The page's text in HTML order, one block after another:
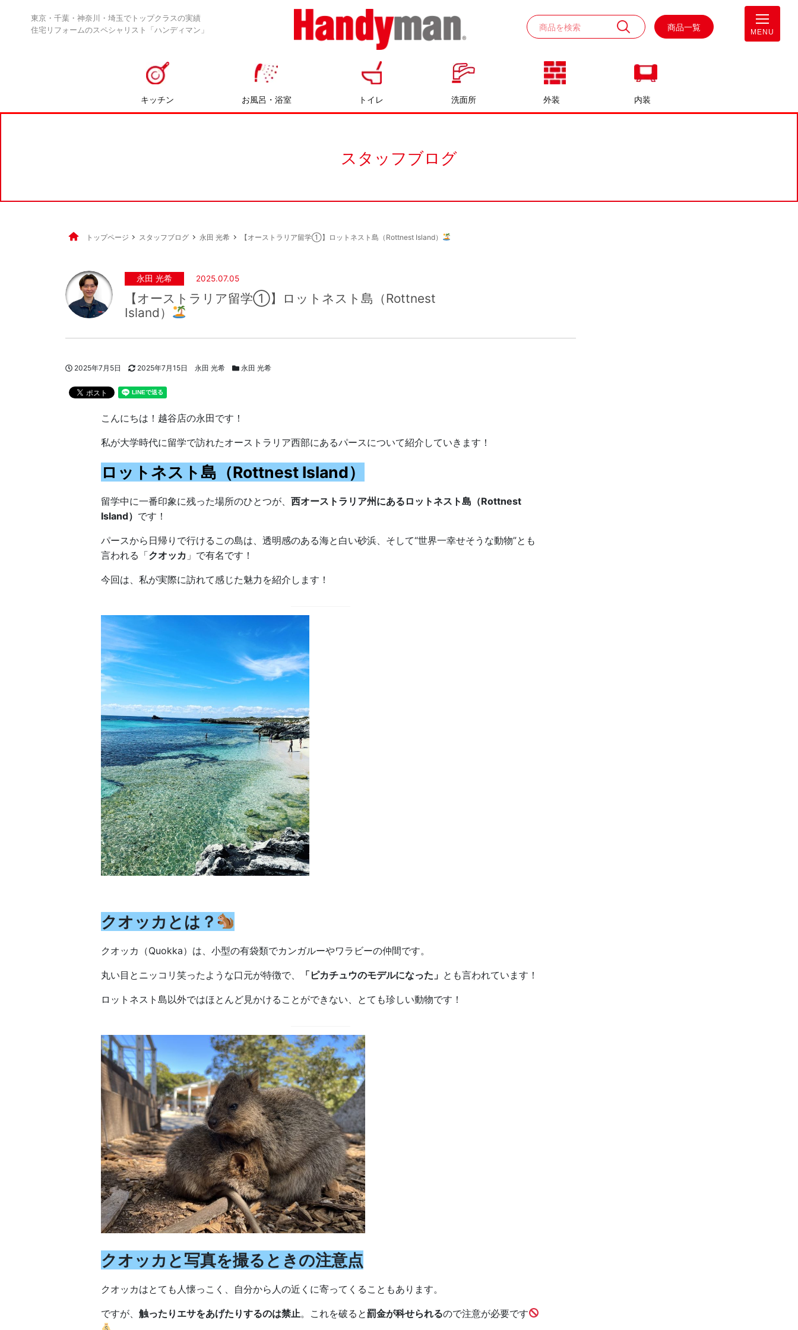
東京・千葉・神奈川・埼玉でトップクラスの実績
住宅リフォームのスペシャリスト「ハンディマン」
お風呂やキッチンのリフォームならハン
商品一覧
キッチン お風呂・浴室 トイレ 洗面所 外装 内装
MENU
スタッフブログ
トップページ スタッフブログ 永田 光希 【オーストラリア留学①】ロットネスト島（Rottnest Island）
永田 光希 2025.07.05
【オーストラリア留学①】ロットネスト島（Rottnest
Island）
投稿日
2025年7月5日 更新日
2025年7月15日 著者
永田 光希 スタッフブログカテゴリー
永田 光希
こんにちは！越谷店の永田です！
私が大学時代に留学で訪れたオーストラリア西部にあるパースについて紹介していきます！
ロットネスト島（Rottnest Island）
留学中に一番印象に残った場所のひとつが、 西オーストラリア州にあるロットネスト島（Rottnest
Island） です！
パースから日帰りで行けるこの島は、透明感のある海と白い砂浜、そして“世界一幸せそうな動物”とも
言われる「クオッカ 」で有名です！
今回は、私が実際に訪れて感じた魅力を紹介します！
クオッカとは？
クオッカ（Quokka）は、小型の有袋類でカンガルーやワラビーの仲間です。
丸い目とニッコリ笑ったような口元が特徴で、 「ピカチュウのモデルになった」 とも言われています！
ロットネスト島以外ではほとんど見かけることができない、とても珍しい動物です！
クオッカと写真を撮るときの注意点
クオッカはとても人懐っこく、自分から人の近くに寄ってくることもあります。
ですが、 触ったりエサをあげたりするのは禁止。これを破ると罰金が科せられるので注意が必要です